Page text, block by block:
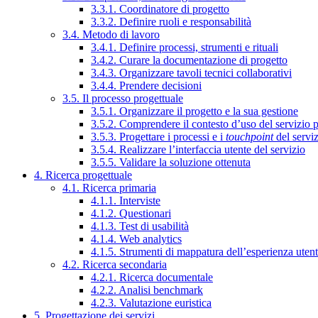
3.3.1. Coordinatore di progetto
3.3.2. Definire ruoli e responsabilità
3.4. Metodo di lavoro
3.4.1. Definire processi, strumenti e rituali
3.4.2. Curare la documentazione di progetto
3.4.3. Organizzare tavoli tecnici collaborativi
3.4.4. Prendere decisioni
3.5. Il processo progettuale
3.5.1. Organizzare il progetto e la sua gestione
3.5.2. Comprendere il contesto d’uso del servizio
3.5.3. Progettare i processi e i touchpointdel
3.5.4. Realizzare l’interfaccia utente del servizio
3.5.5. Validare la soluzione ottenuta
4. Ricerca progettuale
4.1. Ricerca primaria
4.1.1. Interviste
4.1.2. Questionari
4.1.3. Test di usabilità
4.1.4. Web analytics
4.1.5. Strumenti di mappatura dell’esperienza
4.2. Ricerca secondaria
4.2.1. Ricerca documentale
4.2.2. Analisi benchmark
4.2.3. Valutazione euristica
5. Progettazione dei servizi